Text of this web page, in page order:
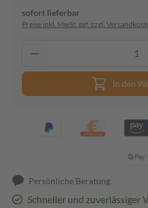
sofort lieferbar
Preise inkl. MwSt. ggf. zzgl.
In den
Persönliche Beratung
Schneller und zuverlässiger